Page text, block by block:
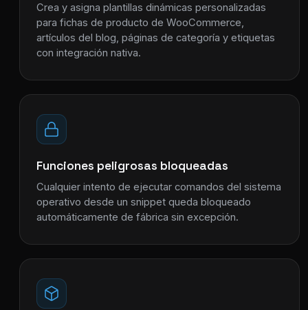
Crea y asigna plantillas dinámicas personalizadas
para fichas de producto de WooCommerce,
artículos del blog, páginas de categoría y etiquetas
con integración nativa.
Funciones peligrosas bloqueadas
Cualquier intento de ejecutar comandos del sistema
operativo desde un snippet queda bloqueado
automáticamente de fábrica sin excepción.